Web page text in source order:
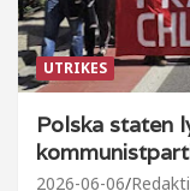
UTRIKES
Polska staten
2026-06-06